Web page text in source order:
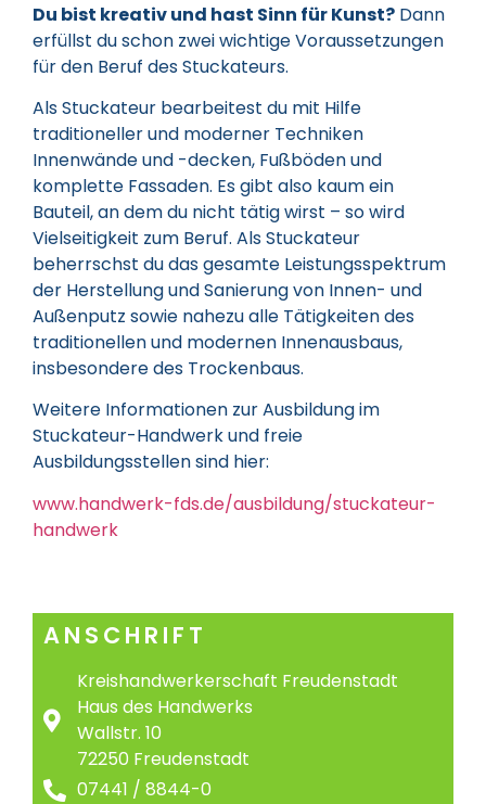
Du bist kreativ und hast Sinn für Kunst? Dann
erfüllst du schon zwei wichtige Voraussetzungen
für den Beruf des Stuckateurs.
Als Stuckateur bearbeitest du mit Hilfe
traditioneller und moderner Techniken
Innenwände und -decken, Fußböden und
komplette Fassaden. Es gibt also kaum ein
Bauteil, an dem du nicht tätig wirst – so wird
Vielseitigkeit zum Beruf. Als Stuckateur
beherrschst du das gesamte Leistungsspektrum
der Herstellung und Sanierung von Innen- und
Außenputz sowie nahezu alle Tätigkeiten des
traditionellen und modernen Innenausbaus,
insbesondere des Trockenbaus.
Weitere Informationen zur Ausbildung im
Stuckateur-Handwerk und freie
Ausbildungsstellen sind hier:
www.handwerk-fds.de/ausbildung/stuckateur-
handwerk
ANSCHRIFT
Kreishandwerkerschaft Freudenstadt
Haus des Handwerks
Wallstr. 10
72250 Freudenstadt
07441 / 8844-0